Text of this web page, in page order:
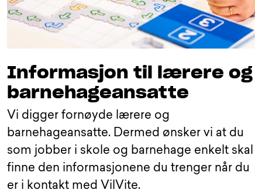
Informasjon til lærere og
barnehageansatte
Vi digger fornøyde lærere og
barnehageansatte. Dermed ønsker vi at du
som jobber i skole og barnehage enkelt skal
finne den informasjonene du trenger når du
er i kontakt med VilVite.